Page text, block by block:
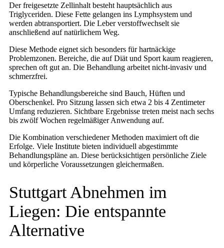
Der freigesetzte Zellinhalt besteht hauptsächlich aus
Triglyceriden. Diese Fette gelangen ins Lymphsystem und
werden abtransportiert. Die Leber verstoffwechselt sie
anschließend auf natürlichem Weg.
Diese Methode eignet sich besonders für hartnäckige
Problemzonen. Bereiche, die auf Diät und Sport kaum reagieren,
sprechen oft gut an. Die Behandlung arbeitet nicht-invasiv und
schmerzfrei.
Typische Behandlungsbereiche sind Bauch, Hüften und
Oberschenkel. Pro Sitzung lassen sich etwa 2 bis 4 Zentimeter
Umfang reduzieren. Sichtbare Ergebnisse treten meist nach sechs
bis zwölf Wochen regelmäßiger Anwendung auf.
Die Kombination verschiedener Methoden maximiert oft die
Erfolge. Viele Institute bieten individuell abgestimmte
Behandlungspläne an. Diese berücksichtigen persönliche Ziele
und körperliche Voraussetzungen gleichermaßen.
Stuttgart Abnehmen im
Liegen: Die entspannte
Alternative